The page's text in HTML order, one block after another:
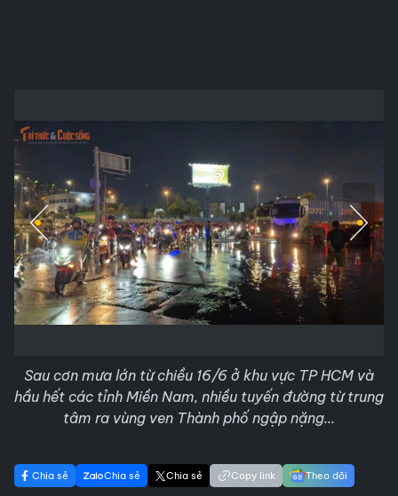
Sau cơn mưa lớn từ chiều 16/6 ở khu vực TP HCM và
hầu hết các tỉnh Miền Nam, nhiều tuyến đường từ trung
tâm ra vùng ven Thành phố ngập nặng...
Chia sẻ Chia sẻ Chia sẻ Copy link Theo dõi